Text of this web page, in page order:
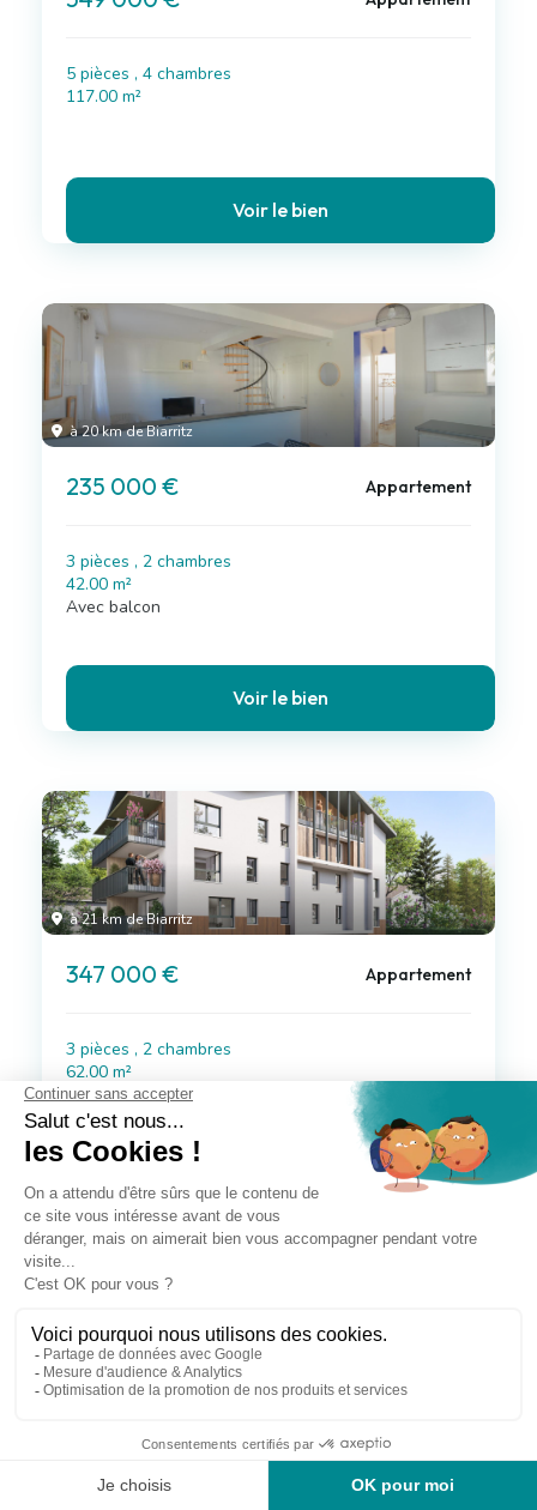
5 pièces , 4 chambres
117.00 m²
Voir le bien
à 20 km de Biarritz
235 000 € Appartement
3 pièces , 2 chambres
42.00 m²
Avec balcon
Voir le bien
à 21 km de Biarritz
347 000 € Appartement
3 pièces , 2 chambres
62.00 m²
Avec balcon
Voir le bien
Appartement